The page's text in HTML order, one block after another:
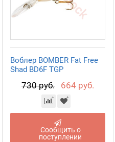
Воблер BOMBER Fat Free
Shad BD6F TGP
730 руб. 664 руб.
Сообщить о
поступлении